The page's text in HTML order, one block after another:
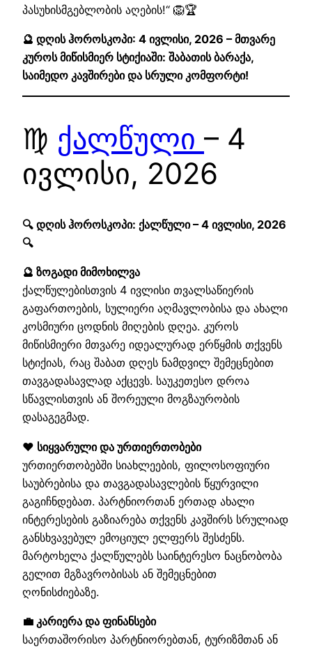
პასუხისმგებლობის აღების!“ 🦁🏆
🔮 დღის ჰოროსკოპი: 4 ივლისი, 2026 – მთვარე
კუროს მიწისმიერ სტიქიაში: შაბათის ბარაქა,
საიმედო კავშირები და სრული კომფორტი!
♍ ქალწული – 4
ივლისი, 2026
🔍 დღის ჰოროსკოპი: ქალწული – 4 ივლისი, 2026
🔍
🔮 ზოგადი მიმოხილვა
ქალწულებისთვის 4 ივლისი თვალსაწიერის
გაფართოების, სულიერი აღმავლობისა და ახალი
კოსმიური ცოდნის მიღების დღეა. კუროს
მიწისმიერი მთვარე იდეალურად ერწყმის თქვენს
სტიქიას, რაც შაბათ დღეს ნამდვილ შემეცნებით
თავგადასავლად აქცევს. საუკეთესო დროა
სწავლისთვის ან შორეული მოგზაურობის
დასაგეგმად.
❤️ სიყვარული და ურთიერთობები
ურთიერთობებში სიახლეების, ფილოსოფიური
საუბრებისა და თავგადასავლების წყურვილი
გაგიჩნდებათ. პარტნიორთან ერთად ახალი
ინტერესების გაზიარება თქვენს კავშირს სრულიად
განსხვავებულ ემოციულ ელფერს შესძენს.
მარტოხელა ქალწულებს საინტერესო ნაცნობობა
გელით მგზავრობისას ან შემეცნებით
ღონისძიებაზე.
💼 კარიერა და ფინანსები
საერთაშორისო პარტნიორებთან, ტურიზმთან ან